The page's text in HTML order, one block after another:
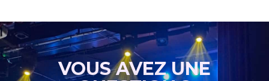
Shure
Beta
52
VOUS AVEZ UNE